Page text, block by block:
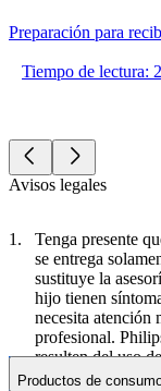
Preparación para
Tiempo de lectura:
Avisos legales
Tenga presente
se entrega
sustituye la
hijo tienen
necesita atención
profesional.
resulten del uso
web.
Productos de